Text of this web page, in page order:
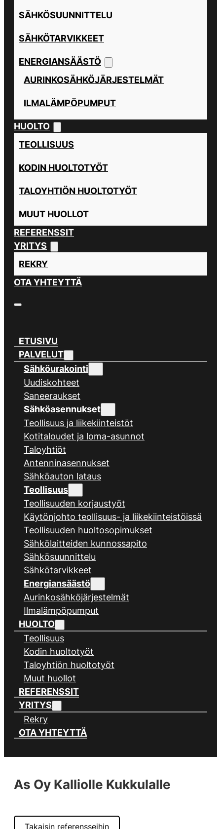
SÄHKÖSUUNNITTELU
SÄHKÖTARVIKKEET
ENERGIANSÄÄSTÖ
AURINKOSÄHKÖJÄRJESTELMÄT
ILMALÄMPÖPUMPUT
HUOLTO
TEOLLISUUS
KODIN HUOLTOTYÖT
TALOYHTIÖN HUOLTOTYÖT
MUUT HUOLLOT
REFERENSSIT
YRITYS
REKRY
OTA YHTEYTTÄ
ETUSIVU
PALVELUT
Sähköurakointi
Uudiskohteet
Saneeraukset
Sähköasennukset
Teollisuus ja liikekiinteistöt
Kotitaloudet ja loma-asunnot
Taloyhtiöt
Antenninasennukset
Sähköauton lataus
Teollisuus
Teollisuuden korjaustyöt
Käytönjohto teollisuus- ja liikekiinteistöissä
Teollisuuden huoltosopimukset
Sähkölaitteiden kunnossapito
Sähkösuunnittelu
Sähkötarvikkeet
Energiansäästö
Aurinkosähköjärjestelmät
Ilmalämpöpumput
HUOLTO
Teollisuus
Kodin huoltotyöt
Taloyhtiön huoltotyöt
Muut huollot
REFERENSSIT
YRITYS
Rekry
OTA YHTEYTTÄ
As Oy Kalliolle Kukkulalle
Takaisin referensseihin